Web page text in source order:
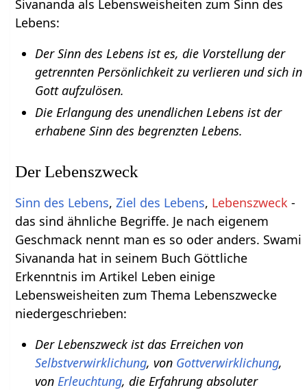
Sivananda als Lebensweisheiten zum Sinn des
Lebens:
Der Sinn des Lebens ist es, die Vorstellung der
getrennten Persönlichkeit zu verlieren und sich in
Gott aufzulösen.
Die Erlangung des unendlichen Lebens ist der
erhabene Sinn des begrenzten Lebens.
Der Lebenszweck
Sinn des Lebens,Ziel des Lebens, Lebenszweck -
das sind ähnliche Begriffe. Je nach eigenem
Geschmack nennt man es so oder anders. Swami
Sivananda hat in seinem Buch Göttliche
Erkenntnis im Artikel Leben einige
Lebensweisheiten zum Thema Lebenszwecke
niedergeschrieben:
Der Lebenszweck ist das Erreichen von
Selbstverwirklichung, von Gottverwirklichung,
von Erleuchtung, die Erfahrung absoluter